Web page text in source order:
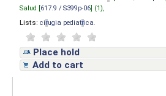
Salud [ 617.9 / S399p-06 ] (1),
Lists: cirugia pediatrica
Place hold
Add to cart